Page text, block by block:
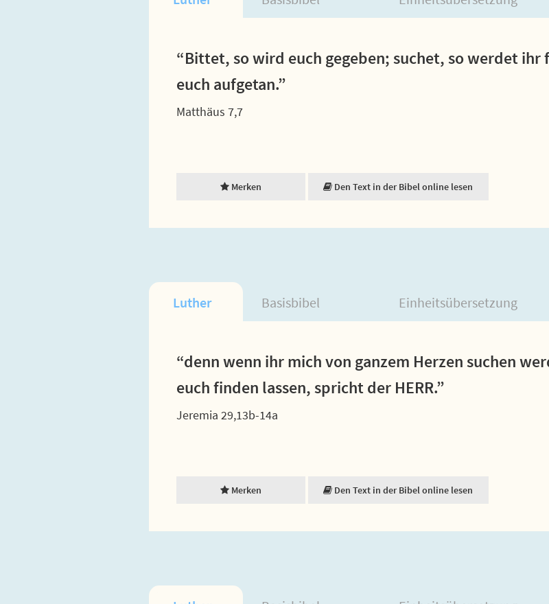
“Bittet, so wird euch gegeben; suchet, so werdet
euch aufgetan.”
Matthäus 7,7
Merken Den Text in der Bibel online lesen
Luther Basisbibel Einheitsübersetzung
“denn wenn ihr mich von ganzem Herzen suchen
euch finden lassen, spricht der HERR.”
Jeremia 29,13b-14a
Merken Den Text in der Bibel online lesen